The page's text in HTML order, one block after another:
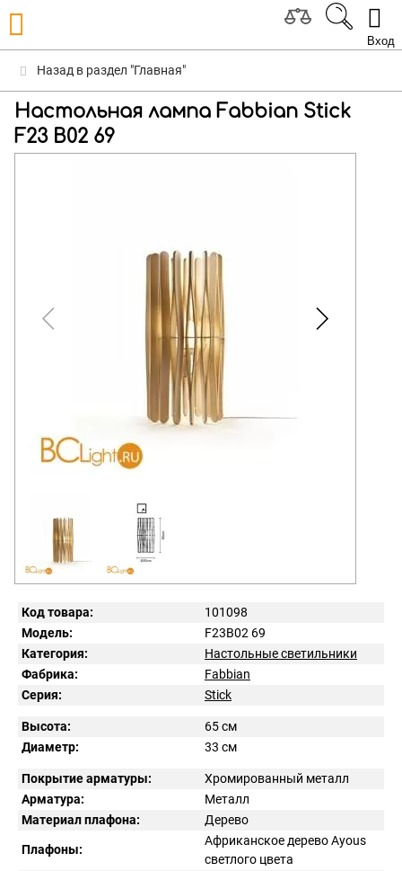
Вход
Назад в раздел "Главная"
Настольная лампа Fabbian Stick
F23 B02 69
Код товара:
101098
Модель:
F23B02 69
Категория:
Настольные светильники
Фабрика:
Fabbian
Серия:
Stick
Высота:
65 см
Диаметр:
33 см
Покрытие арматуры:
Хромированный металл
Арматура:
Металл
Материал плафона:
Дерево
Плафоны:
Африканское дерево Ayous
светлого цвета